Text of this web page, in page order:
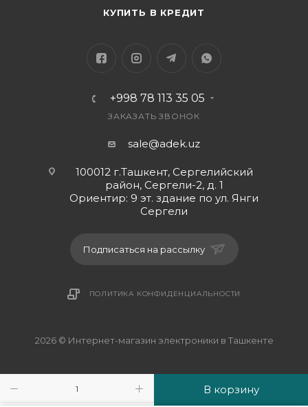
В корзину
КУПИТЬ В КРЕДИТ
+998 78 113 35 05
ЗАКАЗАТЬ ЗВОНОК
sale@adek.uz
100012 г.Ташкент, Сергелийский
район, Сергели-2, д. 1
Ориентир: 9 эт. здание по ул. Янги
Сергели
Подписаться на рассылку
ПОЛИТИКА КОНФИДЕНЦИАЛЬНОСТИ
2026 © Интернет-магазин электроники в Ташкенте